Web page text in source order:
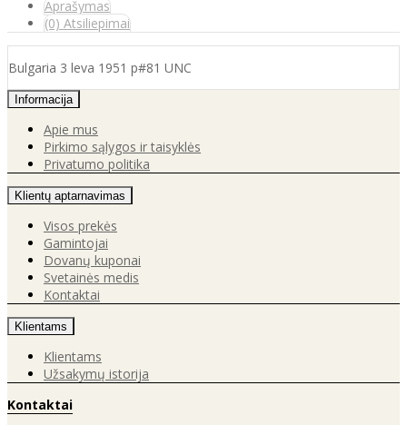
Aprašymas
(0) Atsiliepimai
Bulgaria 3 leva 1951 p#81 UNC
Informacija
Apie mus
Pirkimo sąlygos ir taisyklės
Privatumo politika
Klientų aptarnavimas
Visos prekės
Gamintojai
Dovanų kuponai
Svetainės medis
Kontaktai
Klientams
Klientams
Užsakymų istorija
Kontaktai